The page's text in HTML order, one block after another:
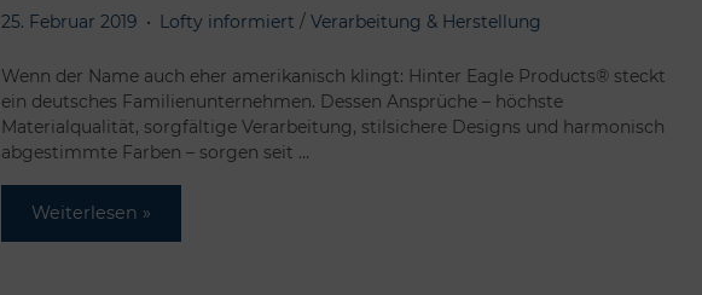
25. Februar 2019 Lofty informiert / Verarbeitung & Herstellung
Wenn der Name auch eher amerikanisch klingt: Hinter Eagle Products® steckt
ein deutsches Familienunternehmen. Dessen Ansprüche – höchste
Materialqualität, sorgfältige Verarbeitung, stilsichere Designs und harmonisch
abgestimmte Farben – sorgen seit …
Weiterlesen »